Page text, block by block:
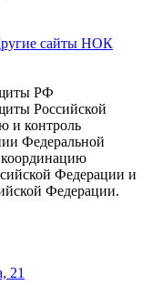
сайты НОК
РФ
Российской
и контроль
Федеральной
координацию
Федерации и
Федерации.
21